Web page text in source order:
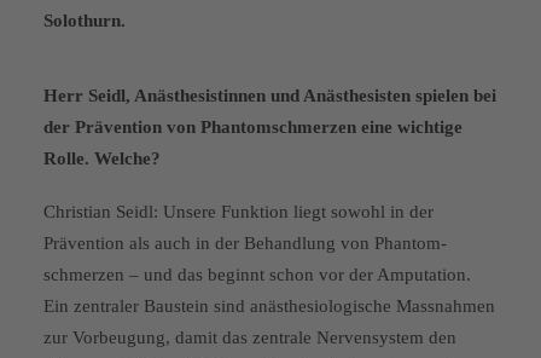
Solothurn.
Herr Seidl, Anästhesistinnen und Anästhesisten spielen bei
der Prävention von Phantomschmerzen eine wichtige
Rolle. Welche?
Christian Seidl: Unsere Funktion liegt sowohl in der
Prävention als auch in der Behandlung von Phantom­
schmerzen – und das beginnt schon vor der Amputation.
Ein zentraler Baustein sind anästhesiologische Massnahmen
zur Vorbeugung, damit das zentrale Nervensystem den